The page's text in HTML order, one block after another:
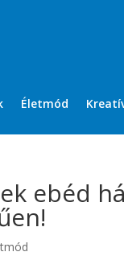
Életmód
ebéd